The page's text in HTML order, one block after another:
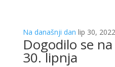
Na današnji dan lip 30, 2022
Dogodilo se
30. lipnja